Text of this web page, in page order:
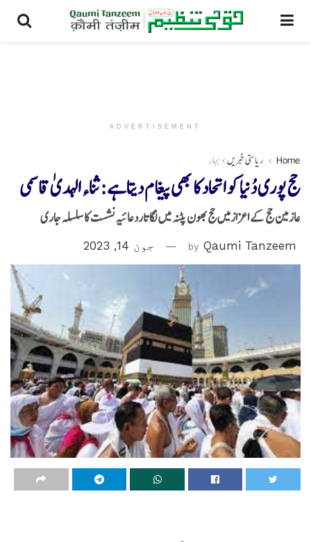
ADVERTISEMENT
Home ریاستی خبریں بہار
حج پوری دُنیاکو اتحاد کا بھی پیغام دیتاہے:ثناء الہدیٰ قاسمی
عازمین حج کے اعزازمیں حج بھون پٹنہ میں لگاتاردعائیہ نشست کاسلسلہ جاری
by Qaumi Tanzeem جون 14, 2023